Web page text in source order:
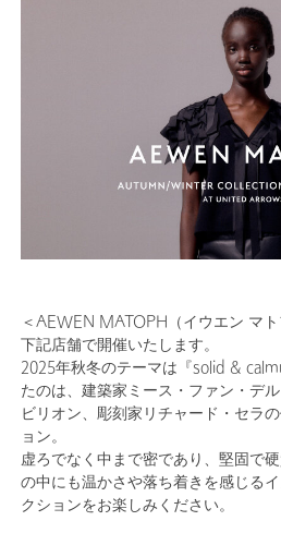
＜AEWEN MATOPH（イウエン マ
下記店舗で開催いたします。
2025年秋冬のテーマは『solid &
たのは、建築家ミース・ファン・デ
ビリオン、彫刻家リチャード・セラ
ョン。
虚ろでなく中まで密であり、堅固で
の中にも温かさや落ち着きを感じる
クションをお楽しみください。